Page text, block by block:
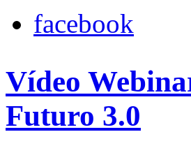
facebook
Vídeo
Futuro 3.0